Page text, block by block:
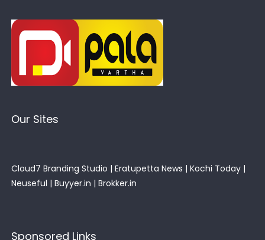
Our Sites
Cloud7 Branding Studio | Eratupetta News | Kochi Today |
Neuseful | Buyyer.in | Brokker.in
Sponsored Links